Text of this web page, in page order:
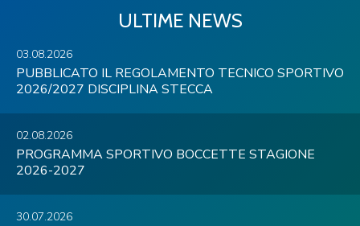
ULTIME NEWS
03.08.2026
PUBBLICATO IL REGOLAMENTO TECNICO SPORTIVO
2026/2027 DISCIPLINA STECCA
02.08.2026
PROGRAMMA SPORTIVO BOCCETTE STAGIONE
2026-2027
30.07.2026